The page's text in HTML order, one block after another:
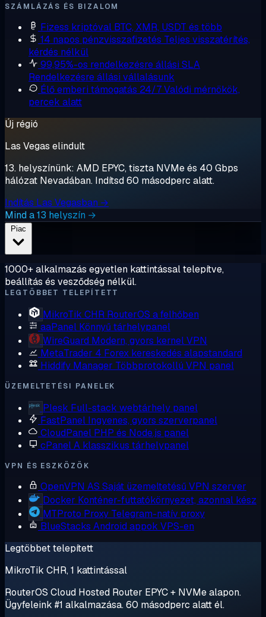
SZÁMLÁZÁS ÉS BIZALOM
Fizess kriptóval BTC, XMR, USDT és több
14 napos pénzvisszafizetés Teljes visszatérítés,
kérdés nélkül
99,95%-os rendelkezésre állási SLA
Rendelkezésre állási vállalásunk
Élő emberi támogatás 24/7Valódi mérnökök,
percek alatt
Új régió
Las Vegas elindult
13. helyszínünk: AMD EPYC, tiszta NVMe és 40 Gbps
hálózat Nevadában. Indítsd 60 másodperc alatt.
Indítás Las Vegasban →
Mind a 13 helyszín →
1000+ alkalmazás egyetlen kattintással telepítve,
beállítás és vesződség nélkül.
LEGTÖBBET TELEPÍTETT
MikroTik CHR RouterOS a felhőben
aaPanel Könnyű tárhelypanel
WireGuard Modern, gyors kernel VPN
MetaTrader 4 Forex kereskedés alapstandard
Hiddify Manager Többprotokollú VPN panel
ÜZEMELTETÉSI PANELEK
Plesk Full-stack webtárhely panel
FastPanel Ingyenes, gyors szerverpanel
CloudPanel PHP és Node.js panel
cPanelA klasszikus tárhelypanel
VPN ÉS ESZKÖZÖK
OpenVPN AS Saját üzemeltetésű VPN szerver
Docker Konténer-futtatókörnyezet, azonnal kész
MTProto Proxy Telegram-natív proxy
BlueStacks Android appok VPS-en
Legtöbbet telepített
MikroTik CHR, 1 kattintással
RouterOS Cloud Hosted Router EPYC + NVMe alapon.
Ügyfeleink #1 alkalmazása. 60 másodperc alatt él.